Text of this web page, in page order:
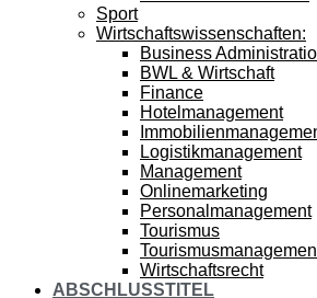
Sport
Wirtschaftswissenschaften:
Business
BWL & Wirtschaft
Finance
Hotelmanagement
Logistikmanagement
Management
Onlinemarketing
Personalmanagement
Tourismus
Wirtschaftsrecht
ABSCHLUSSTITEL